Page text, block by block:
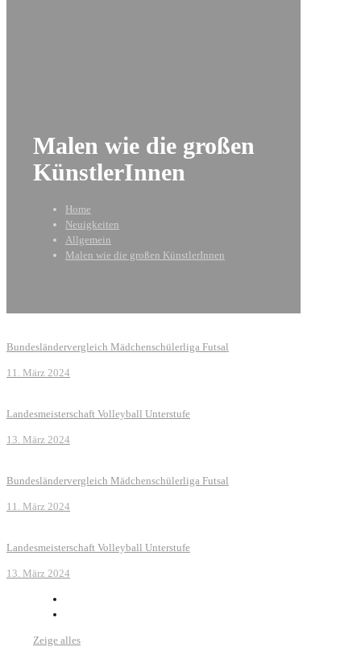
Malen wie die großen
KünstlerInnen
Home
Neuigkeiten
Allgemein
Malen wie die großen KünstlerInnen
Bundesländervergleich Mädchenschülerliga Futsal
11. März 2024
Landesmeisterschaft Volleyball Unterstufe
13. März 2024
Bundesländervergleich Mädchenschülerliga Futsal
11. März 2024
Landesmeisterschaft Volleyball Unterstufe
13. März 2024
Zeige alles